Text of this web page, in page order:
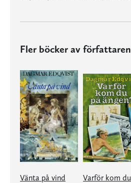
Fler böcker av författaren
Vänta på vind